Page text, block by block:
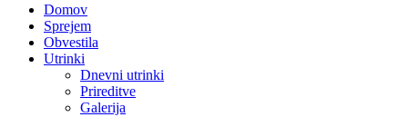
Domov
Sprejem
Obvestila
Utrinki
Dnevni utrinki
Prireditve
Galerija